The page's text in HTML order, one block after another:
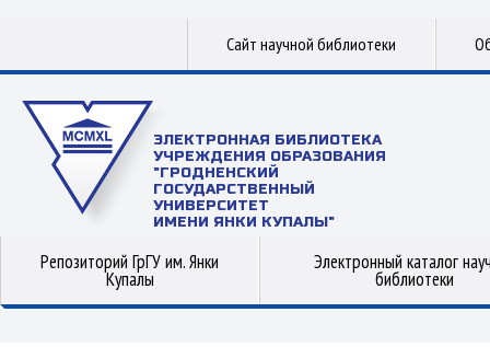
Сайт научной библиотеки
ЭЛЕКТРОННАЯ БИБЛИОТЕКА
УЧРЕЖДЕНИЯ ОБРАЗОВАНИЯ
"ГРОДНЕНСКИЙ
ГОСУДАРСТВЕННЫЙ
УНИВЕРСИТЕТ
ИМЕНИ ЯНКИ КУПАЛЫ"
Репозиторий ГрГУ им. Янки
Купалы
Электронный каталог
библиотеки